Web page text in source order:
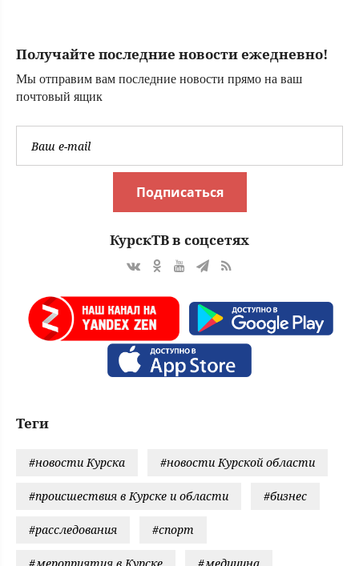
Получайте последние новости ежедневно!
Мы отправим вам последние новости прямо на ваш
почтовый ящик
Подписаться
КурскТВ в соцсетях
Теги
#новости Курска #новости Курской области
#происшествия в Курске и области #бизнес
#расследования #спорт
#мероприятия в Курске #медицина